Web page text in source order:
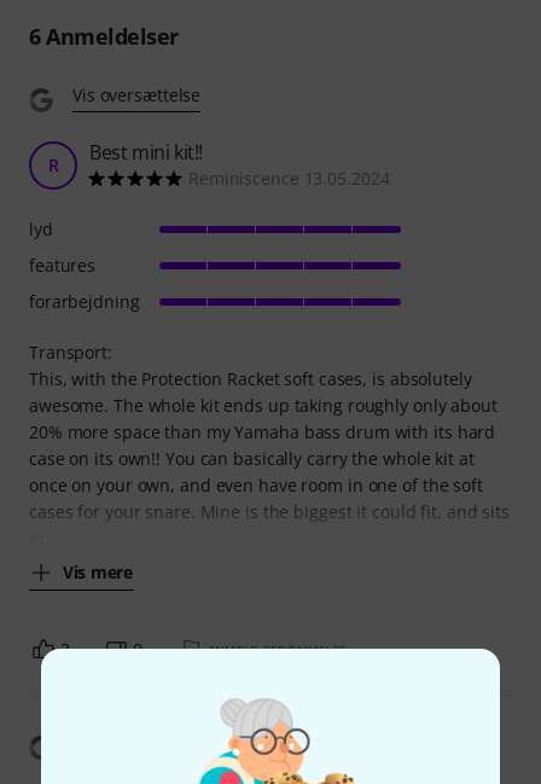
6Anmeldelser
Vis oversættelse
R Best mini kit!!
Reminiscence 13.05.2024
Transport:
This, with the Protection Racket soft cases, is absolutely
awesome. The whole kit ends up taking roughly only about
20% more space than my Yamaha bass drum with its hard
case on its own!! You can basically carry the whole kit at
once on your own, and even have room in one of the soft
cases for your snare. Mine is the biggest it could fit, and sits
Vis mere
lyd
features
forarbejdning
3 0 ANMELD BEDØMMELSE